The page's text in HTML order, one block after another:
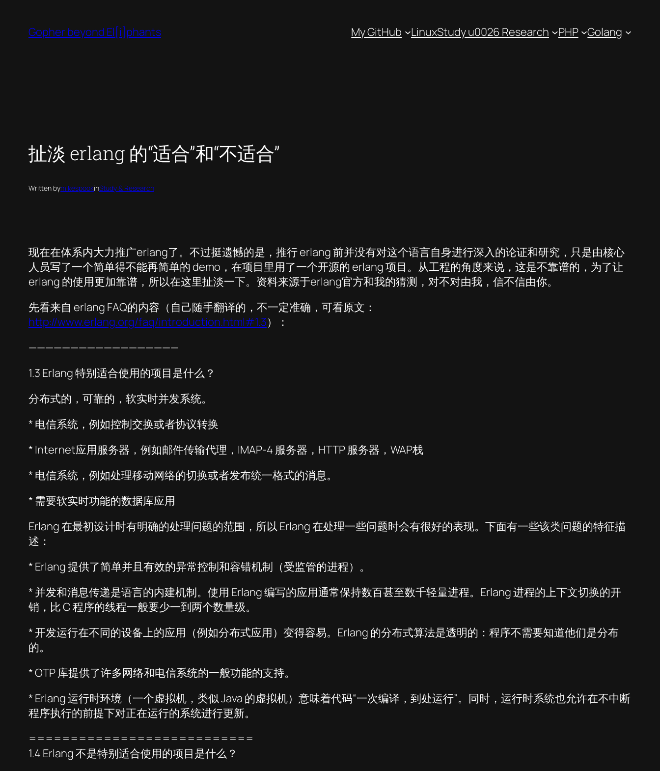
content
Gopher beyond El[i]phants My GitHub LinuxStudy u0026 Research PHP Golang
扯淡 erlang 的“适合”和“不适合”
Written bymikespookinStudy & Research
现在在体系内大力推广erlang了。不过挺遗憾的是，推行 erlang 前并没有对这个语言自身进行深入的论证和研究，只是由核心
人员写了一个简单得不能再简单的 demo，在项目里用了一个开源的 erlang 项目。从工程的角度来说，这是不靠谱的，为了让
erlang 的使用更加靠谱，所以在这里扯淡一下。资料来源于erlang官方和我的猜测，对不对由我，信不信由你。
先看来自 erlang FAQ的内容（自己随手翻译的，不一定准确，可看原文：
http://www.erlang.org/faq/introduction.html#1.3）：
——————————————————
1.3 Erlang 特别适合使用的项目是什么？
分布式的，可靠的，软实时并发系统。
* 电信系统，例如控制交换或者协议转换
* Internet应用服务器，例如邮件传输代理，IMAP-4 服务器，HTTP 服务器，WAP栈
* 电信系统，例如处理移动网络的切换或者发布统一格式的消息。
* 需要软实时功能的数据库应用
Erlang 在最初设计时有明确的处理问题的范围，所以 Erlang 在处理一些问题时会有很好的表现。下面有一些该类问题的特征描
述：
* Erlang 提供了简单并且有效的异常控制和容错机制（受监管的进程）。
* 并发和消息传递是语言的内建机制。使用 Erlang 编写的应用通常保持数百甚至数千轻量进程。Erlang 进程的上下文切换的开
销，比 C 程序的线程一般要少一到两个数量级。
* 开发运行在不同的设备上的应用（例如分布式应用）变得容易。Erlang 的分布式算法是透明的：程序不需要知道他们是分布
的。
* OTP 库提供了许多网络和电信系统的一般功能的支持。
* Erlang 运行时环境（一个虚拟机，类似 Java 的虚拟机）意味着代码“一次编译，到处运行”。同时，运行时系统也允许在不中断
程序执行的前提下对正在运行的系统进行更新。
===========================
1.4 Erlang 不是特别适合使用的项目是什么？